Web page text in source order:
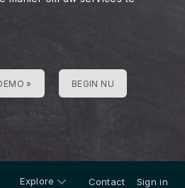
» BEGIN NU
Explore Contact Sign in